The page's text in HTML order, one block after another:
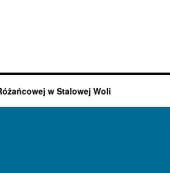
w Stalowej Woli